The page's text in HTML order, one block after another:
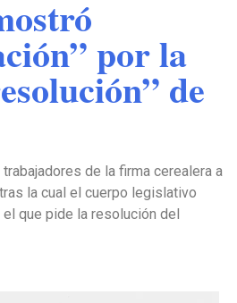
por la
de
de la firma cerealera a
la cual el cuerpo legislativo
que pide la resolución del